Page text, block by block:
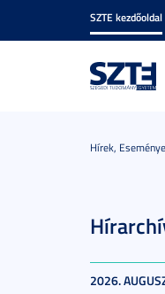
SZTE kezdőoldal
Hírek,
2026.